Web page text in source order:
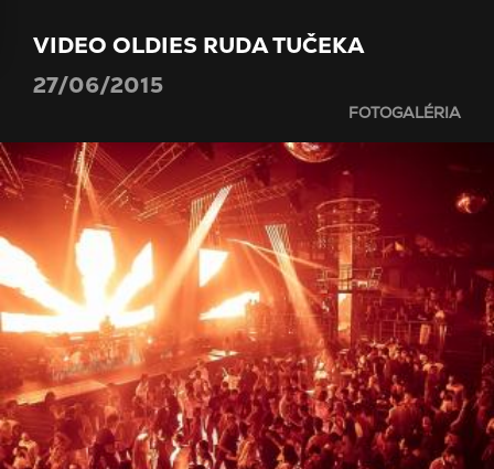
VIDEO OLDIES RUDA TUČEKA
27/06/2015
FOTOGALÉRIA